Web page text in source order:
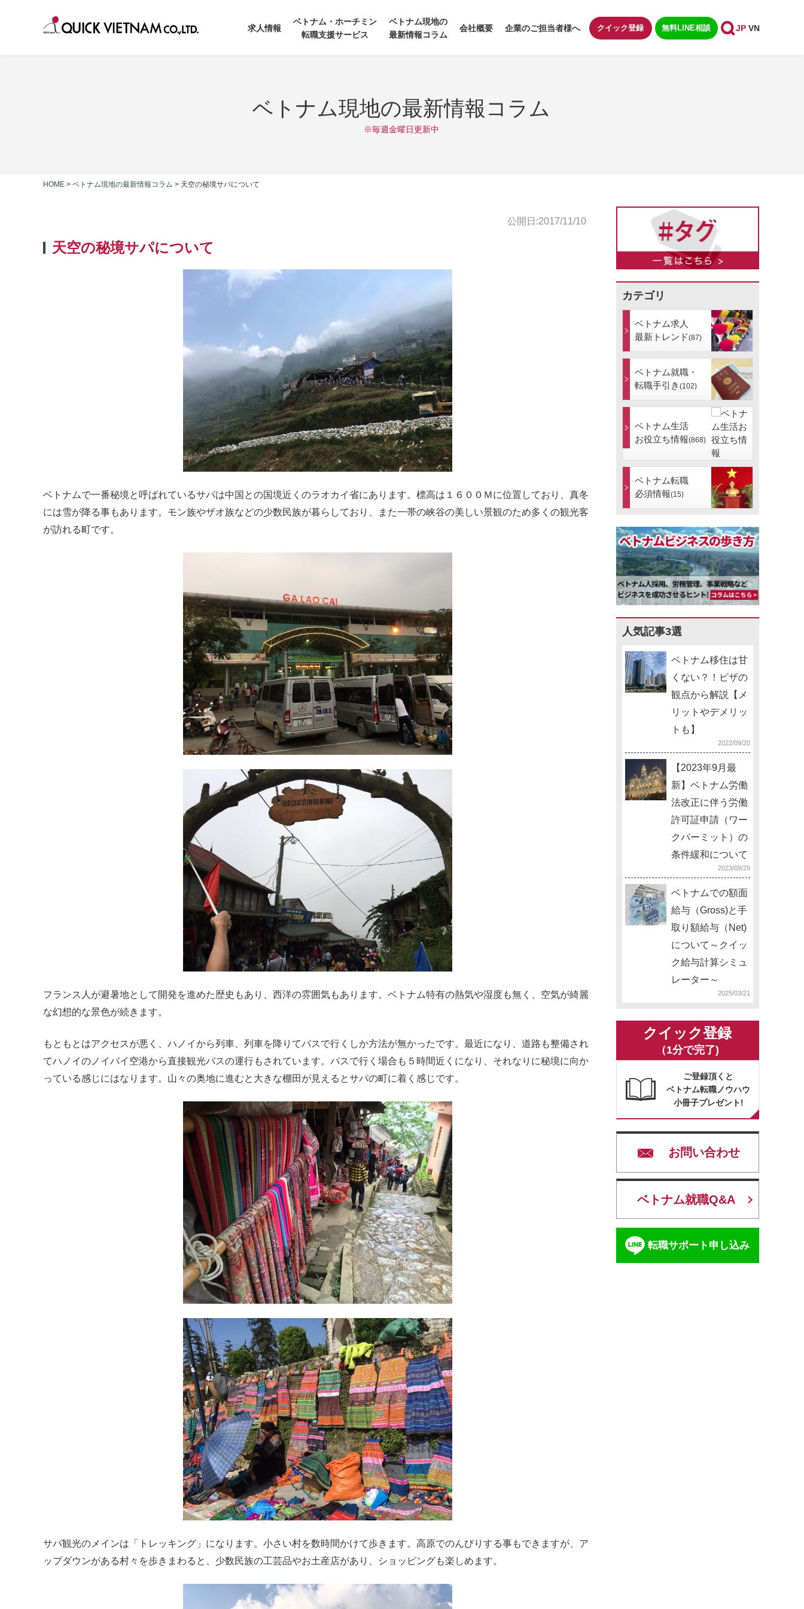
求人情報
ベトナム・ホーチミン
転職支援サービス
ベトナム現地の
最新情報コラム
会社概要 企業のご担当者様へ クイック登録 無料LINE相談 JP VN
ベトナム現地の最新情報コラム
※毎週金曜日更新中
HOME > ベトナム現地の最新情報コラム > 天空の秘境サパについて
公開日:2017/11/10
天空の秘境サパについて
ベトナムで一番秘境と呼ばれているサパは中国との国境近くのラオカイ省にあります。標高は１６００Ｍに位置しており、真冬
には雪が降る事もあります。モン族やザオ族などの少数民族が暮らしており、また一帯の峡谷の美しい景観のため多くの観光客
が訪れる町です。
フランス人が避暑地として開発を進めた歴史もあり、西洋の雰囲気もあります。ベトナム特有の熱気や湿度も無く、空気が綺麗
な幻想的な景色が続きます。
もともとはアクセスが悪く、ハノイから列車、列車を降りてバスで行くしか方法が無かったです。最近になり、道路も整備され
てハノイのノイバイ空港から直接観光バスの運行もされています。バスで行く場合も５時間近くになり、それなりに秘境に向か
っている感じにはなります。山々の奥地に進むと大きな棚田が見えるとサパの町に着く感じです。
サパ観光のメインは「トレッキング」になります。小さい村を数時間かけて歩きます。高原でのんびりする事もできますが、ア
ップダウンがある村々を歩きまわると、少数民族の工芸品やお土産店があり、ショッピングも楽しめます。
カテゴリ
ベトナム求人
最新トレンド(87)
ベトナム就職・
転職手引き (102)
ベトナム生活
お役立ち情報(868)
ベトナム転職
必須情報(15)
人気記事3選
ベトナム移住は甘
くない？！ビザの
観点から解説【メ
リットやデメリッ
トも】
2022/09/20
【2023年9月最
新】ベトナム労働
法改正に伴う労働
許可証申請（ワー
クパーミット）の
条件緩和について
2023/09/29
ベトナムでの額面
給与（Gross)と手
取り額給与（Net)
について～クイッ
ク給与計算シミュ
レーター～
2025/03/21
クイック登録
（1分で完了)
ご登録頂くと
ベトナム転職ノウハウ
小冊子プレゼント!
お問い合わせ
ベトナム就職Q&A
転職サポート申し込み